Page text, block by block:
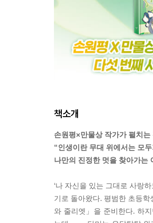
책소개
손원평×만물상 작가가 펼치
“인생이란 무대 위에서는 모
나만의 진정한 멋을 찾아가는
‘나 자신을 있는 그대로 사랑
기로 돌아왔다. 평범한 초등
와 줄리엣」을 준비한다. 하